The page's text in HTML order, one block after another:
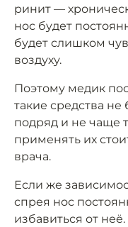
ринит —
нос будет
будет слишком
воздуху.
Поэтому медик
такие средства
подряд и не чаще
применять их
врача.
Если же
спрея нос
избавиться от